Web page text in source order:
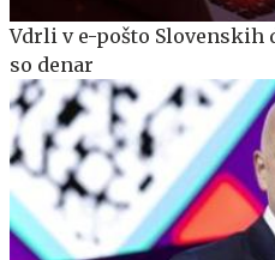
Vdrli v e-pošto Slovenskih
so denar